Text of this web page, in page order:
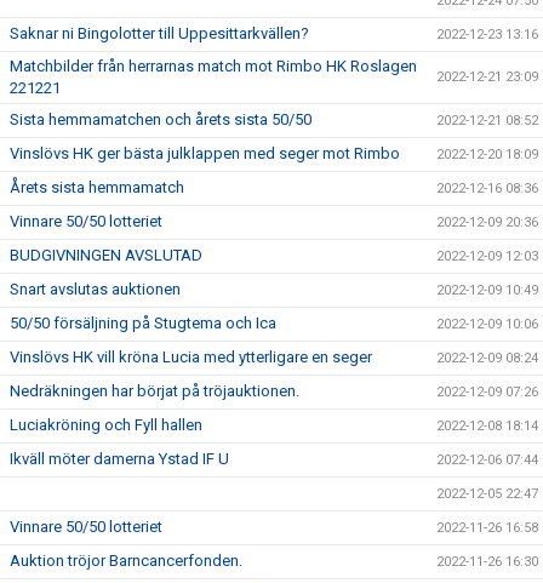
Saknar ni Bingolotter till Uppesittarkvällen? 2022-12-23 13:16
Matchbilder från herrarnas match mot Rimbo HK Roslagen
221221
2022-12-21 23:09
Sista hemmamatchen och årets sista 50/50 2022-12-21 08:52
Vinslövs HK ger bästa julklappen med seger mot Rimbo 2022-12-20 18:09
Årets sista hemmamatch 2022-12-16 08:36
Vinnare 50/50 lotteriet 2022-12-09 20:36
BUDGIVNINGEN AVSLUTAD 2022-12-09 12:03
Snart avslutas auktionen 2022-12-09 10:49
50/50 försäljning på Stugtema och Ica 2022-12-09 10:06
Vinslövs HK vill kröna Lucia med ytterligare en seger 2022-12-09 08:24
Nedräkningen har börjat på tröjauktionen. 2022-12-09 07:26
Luciakröning och Fyll hallen 2022-12-08 18:14
Ikväll möter damerna Ystad IF U 2022-12-06 07:44
2022-12-05 22:47
Vinnare 50/50 lotteriet 2022-11-26 16:58
Auktion tröjor Barncancerfonden. 2022-11-26 16:30